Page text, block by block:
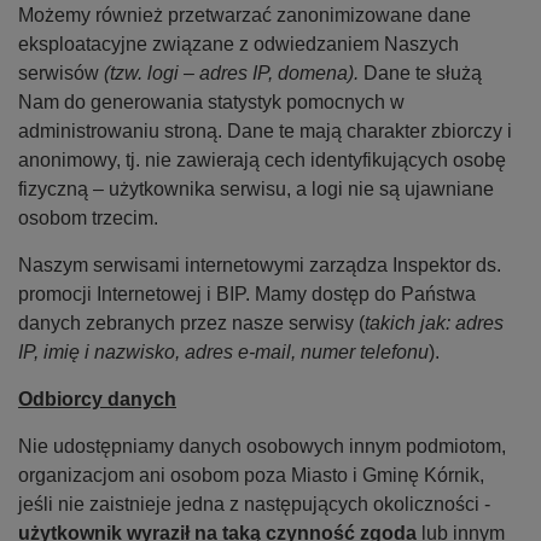
Możemy również przetwarzać zanonimizowane dane
eksploatacyjne związane z odwiedzaniem Naszych
serwisów (tzw. logi – adres IP, domena). Dane te służą
Nam do generowania statystyk pomocnych w
administrowaniu stroną. Dane te mają charakter zbiorczy i
anonimowy, tj. nie zawierają cech identyfikujących osobę
fizyczną – użytkownika serwisu, a logi nie są ujawniane
osobom trzecim.
Naszym serwisami internetowymi zarządza Inspektor ds.
promocji Internetowej i BIP. Mamy dostęp do Państwa
danych zebranych przez nasze serwisy (takich jak: adres
IP, imię i nazwisko, adres e-mail, numer telefonu).
Odbiorcy danych
Nie udostępniamy danych osobowych innym podmiotom,
organizacjom ani osobom poza Miasto i Gminę Kórnik,
jeśli nie zaistnieje jedna z następujących okoliczności -
użytkownik wyraził na taką czynność zgoda lub innym